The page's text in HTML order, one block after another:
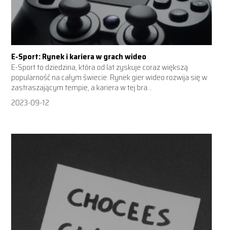
E-Sport: Rynek i kariera w grach wideo
E-Sport to dziedzina, która od lat zyskuje coraz większą
popularność na całym świecie. Rynek gier wideo rozwija się w
zastraszającym tempie, a kariera w tej bra...
2023-09-12